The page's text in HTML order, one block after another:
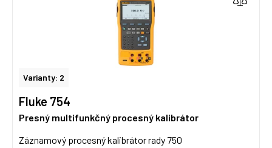
Varianty: 2
Fluke 754
Presný multifunkčný procesný kalibrátor
Záznamový procesný kalibrátor rady 750